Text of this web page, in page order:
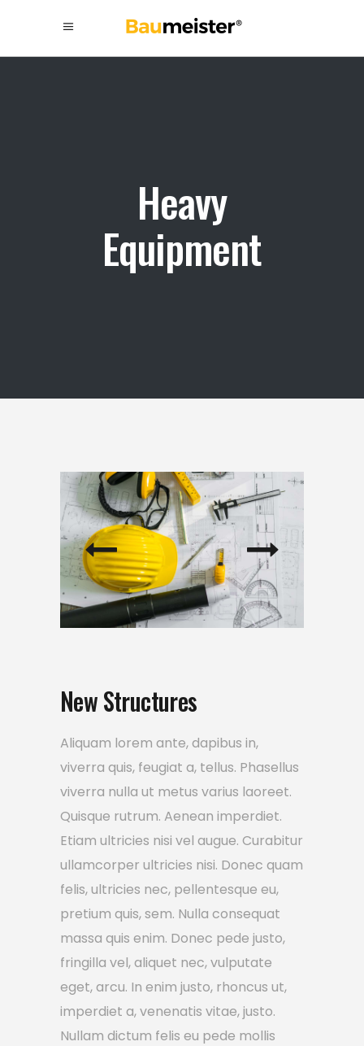
Heavy
Equipment
New Structures
Aliquam lorem ante, dapibus in,
viverra quis, feugiat a, tellus. Phasellus
viverra nulla ut metus varius laoreet.
Quisque rutrum. Aenean imperdiet.
Etiam ultricies nisi vel augue. Curabitur
ullamcorper ultricies nisi. Donec quam
felis, ultricies nec, pellentesque eu,
pretium quis, sem. Nulla consequat
massa quis enim. Donec pede justo,
fringilla vel, aliquet nec, vulputate
eget, arcu. In enim justo, rhoncus ut,
imperdiet a, venenatis vitae, justo.
Nullam dictum felis eu pede mollis